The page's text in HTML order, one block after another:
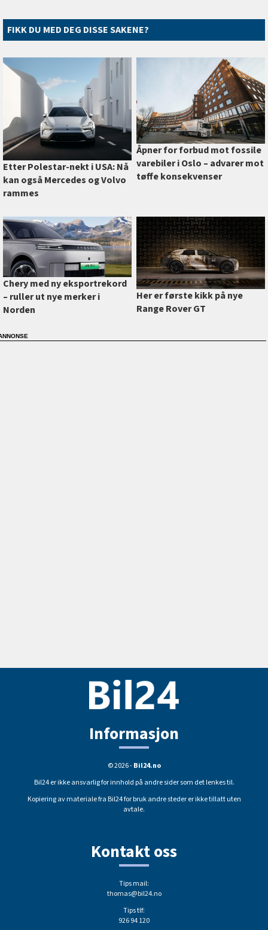
FIKK DU MED DEG DISSE SAKENE?
Etter Polestar-nekt i USA: Nå
kan også Mercedes og Volvo
rammes
Åpner for forbud mot fossile
varebiler i Oslo –⁠ advarer mot
tøffe konsekvenser
Chery med ny eksportrekord
–⁠ ruller ut nye merker i
Norden
Her er første kikk på nye
Range Rover GT
Informasjon
© 2026 -Bil24.no
Bil24 er ikke ansvarlig for innhold på andre sider som det lenkes til.
Kopiering av materiale fra Bil24 for bruk andre steder er ikke tillatt uten
avtale.
Kontakt oss
Tips mail:
thomas@bil24.no
Tips tlf:
926 94 120